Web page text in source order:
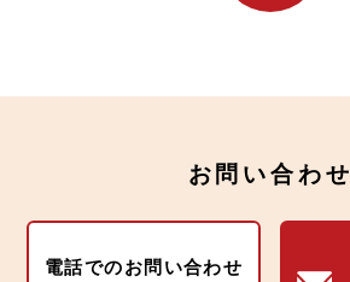
お問い合わせ
電話でのお問い合わせ